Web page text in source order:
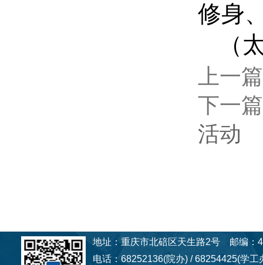
修身
（
上一
下一
活动
地址：重庆市北碚区天生路2号 邮编：
电话：68252136(院办) / 68254425(学